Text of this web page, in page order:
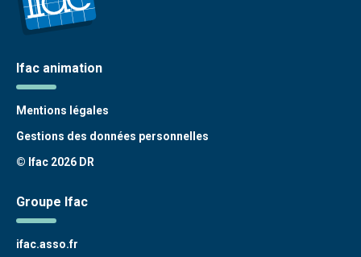
Ifac animation
Mentions légales
Gestions des données personnelles
© Ifac 2026 DR
Groupe Ifac
ifac.asso.fr